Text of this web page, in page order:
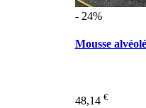
- 24%
Mousse
48,14 €